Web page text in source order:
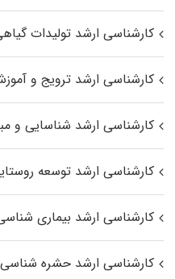
کارشناسی ارشد تولیدات
کارشناسی ارشد ترویج و
کارشناسی ارشد شناسایی و
کارشناسی ارشد توسعه
کارشناسی ارشد بیماری‌
کارشناسی ارشد حشره‌